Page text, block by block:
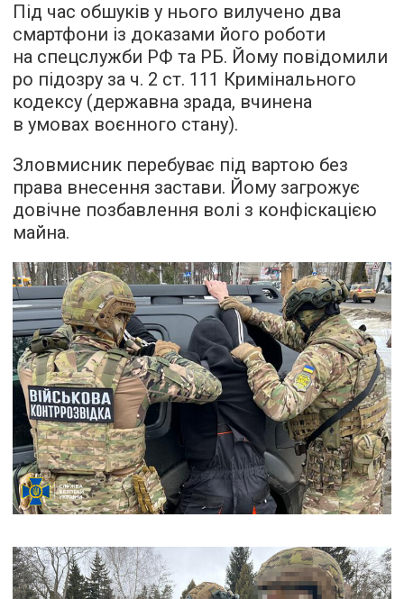
Під час обшуків у нього вилучено два
смартфони із доказами його роботи
на спецслужби РФ та РБ. Йому повідомили
ро підозру за ч. 2 ст. 111 Кримінального
кодексу (державна зрада, вчинена
в умовах воєнного стану).
Зловмисник перебуває під вартою без
права внесення застави. Йому загрожує
довічне позбавлення волі з конфіскацією
майна.